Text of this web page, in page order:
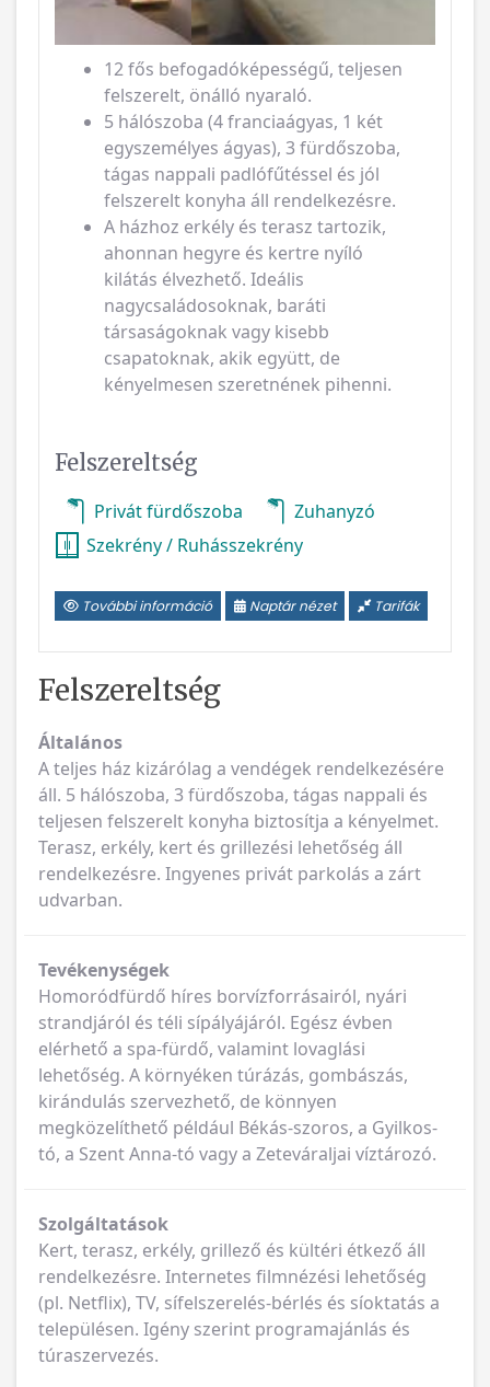
12 fős befogadóképességű, teljesen
felszerelt, önálló nyaraló.
5 hálószoba (4 franciaágyas, 1 két
egyszemélyes ágyas), 3 fürdőszoba,
tágas nappali padlófűtéssel és jól
felszerelt konyha áll rendelkezésre.
A házhoz erkély és terasz tartozik,
ahonnan hegyre és kertre nyíló
kilátás élvezhető. Ideális
nagycsaládosoknak, baráti
társaságoknak vagy kisebb
csapatoknak, akik együtt, de
kényelmesen szeretnének pihenni.
Felszereltség
Privát fürdőszoba
Zuhanyzó
Szekrény / Ruhásszekrény
További információ Naptár nézet Tarifák
Felszereltség
Általános
A teljes ház kizárólag a vendégek rendelkezésére
áll. 5 hálószoba, 3 fürdőszoba, tágas nappali és
teljesen felszerelt konyha biztosítja a kényelmet.
Terasz, erkély, kert és grillezési lehetőség áll
rendelkezésre. Ingyenes privát parkolás a zárt
udvarban.
Tevékenységek
Homoródfürdő híres borvízforrásairól, nyári
strandjáról és téli sípályájáról. Egész évben
elérhető a spa-fürdő, valamint lovaglási
lehetőség. A környéken túrázás, gombászás,
kirándulás szervezhető, de könnyen
megközelíthető például Békás-szoros, a Gyilkos-
tó, a Szent Anna-tó vagy a Zeteváraljai víztározó.
Szolgáltatások
Kert, terasz, erkély, grillező és kültéri étkező áll
rendelkezésre. Internetes filmnézési lehetőség
(pl. Netflix), TV, sífelszerelés-bérlés és síoktatás a
településen. Igény szerint programajánlás és
túraszervezés.